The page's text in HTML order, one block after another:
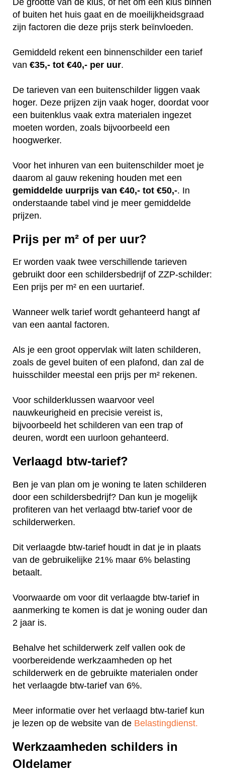
of buiten het huis gaat en de moeilijkheidsgraad
zijn factoren die deze prijs sterk beïnvloeden.
Gemiddeld rekent een binnenschilder een tarief
van €35,- tot €40,- per uur.
De tarieven van een buitenschilder liggen vaak
hoger. Deze prijzen zijn vaak hoger, doordat voor
een buitenklus vaak extra materialen ingezet
moeten worden, zoals bijvoorbeeld een
hoogwerker.
Voor het inhuren van een buitenschilder moet je
daarom al gauw rekening houden met een
gemiddelde uurprijs van €40,- tot €50,-. In
onderstaande tabel vind je meer gemiddelde
prijzen.
Prijs per m² of per uur?
Er worden vaak twee verschillende tarieven
gebruikt door een schildersbedrijf of ZZP-schilder:
Een prijs per m² en een uurtarief.
Wanneer welk tarief wordt gehanteerd hangt af
van een aantal factoren.
Als je een groot oppervlak wilt laten schilderen,
zoals de gevel buiten of een plafond, dan zal de
huisschilder meestal een prijs per m² rekenen.
Voor schilderklussen waarvoor veel
nauwkeurigheid en precisie vereist is,
bijvoorbeeld het schilderen van een trap of
deuren, wordt een uurloon gehanteerd.
Verlaagd btw-tarief?
Ben je van plan om je woning te laten schilderen
door een schildersbedrijf? Dan kun je mogelijk
profiteren van het verlaagd btw-tarief voor de
schilderwerken.
Dit verlaagde btw-tarief houdt in dat je in plaats
van de gebruikelijke 21% maar 6% belasting
betaalt.
Voorwaarde om voor dit verlaagde btw-tarief in
aanmerking te komen is dat je woning ouder dan
2 jaar is.
Behalve het schilderwerk zelf vallen ook de
voorbereidende werkzaamheden op het
schilderwerk en de gebruikte materialen onder
het verlaagde btw-tarief van 6%.
Meer informatie over het verlaagd btw-tarief kun
je lezen op de website van de Belastingdienst.
Werkzaamheden schilders in
Oldelamer